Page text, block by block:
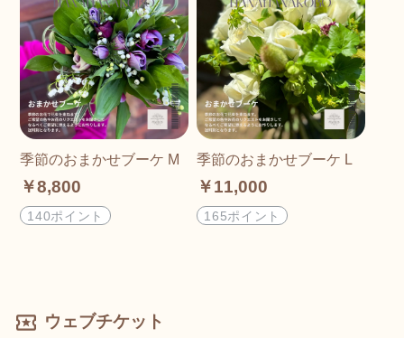
季節のおまかせブーケ M
￥8,800
140ポイント
季節のおまかせブーケ L
￥11,000
165ポイント
ウェブチケット